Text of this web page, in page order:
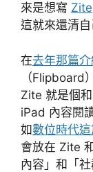
來是想寫 Zite
這就來還清
在去年那篇
（Flipboard
Zite 就是個
iPad 內容閱
如數位時代
會放在 Zite
內容」和「